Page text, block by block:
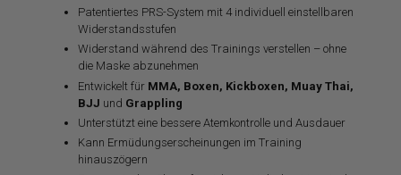
Patentiertes PRS-System mit 4 individuell einstellbaren
Widerstandsstufen
Widerstand während des Trainings verstellen – ohne
die Maske abzunehmen
Entwickelt für MMA, Boxen, Kickboxen, Muay Thai,
BJJ und Grappling
Unterstützt eine bessere Atemkontrolle und Ausdauer
Kann Ermüdungserscheinungen im Training
hinauszögern